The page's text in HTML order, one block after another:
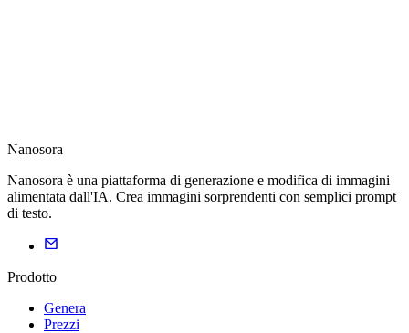
Nanosora
Nanosora è una piattaforma di generazione e modifica di immagini
alimentata dall'IA. Crea immagini sorprendenti con semplici prompt
di testo.
Prodotto
Genera
Prezzi